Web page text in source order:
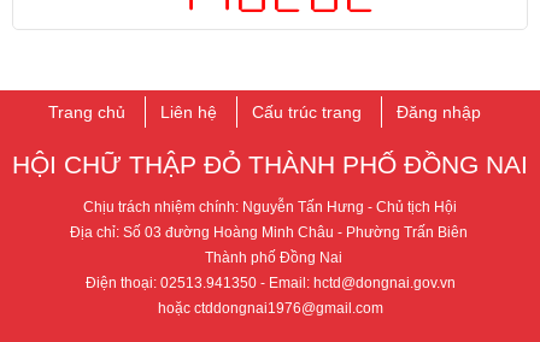
Trang chủ Liên hệ Cấu trúc trang Đăng nhập
HỘI CHỮ THẬP ĐỎ THÀNH PHỐ ​ĐỒNG NAI
Chịu trách nhiệm chính: Nguyễn Tấn Hưng - ​Chủ tịch Hội
Địa chỉ: Số 03 đường Hoàng Minh Châu - Phường Trấn Biên
T​hành phố Đồng Nai
Điện thoại: 02513.941350 - Email: hctd@dongnai.gov.vn​​
hoặc ctddongnai1976@gmail.com​